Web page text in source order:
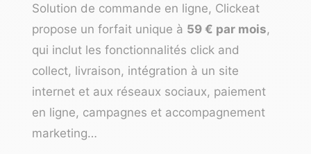
Solution de commande en ligne, Clickeat
propose un forfait unique à 59 € par mois,
qui inclut les fonctionnalités click and
collect, livraison, intégration à un site
internet et aux réseaux sociaux, paiement
en ligne, campagnes et accompagnement
marketing…